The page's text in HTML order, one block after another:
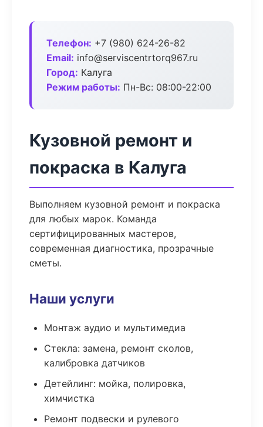
Телефон: +7 (980) 624-26-82
Email: info@serviscentrtorq967.ru
Город: Калуга
Режим работы: Пн-Вс: 08:00-22:00
Кузовной ремонт и
покраска в Калуга
Выполняем кузовной ремонт и покраска
для любых марок. Команда
сертифицированных мастеров,
современная диагностика, прозрачные
сметы.
Наши услуги
Монтаж аудио и мультимедиа
Стекла: замена, ремонт сколов,
калибровка датчиков
Детейлинг: мойка, полировка,
химчистка
Ремонт подвески и рулевого